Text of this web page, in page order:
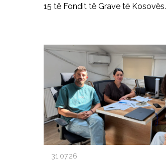
15 të Fondit të Grave të Kosovës.
31.07.26